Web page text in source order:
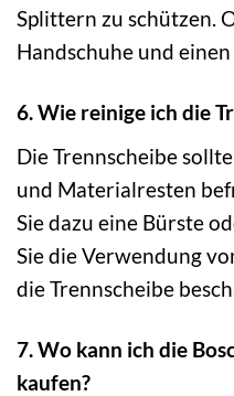
Splittern zu schützen.
Handschuhe und
6. Wie reinige ich die
Die Trennscheibe
und Materialresten
Sie dazu eine Bürste
Sie die Verwendung
die Trennscheibe
7. Wo kann ich die
kaufen?